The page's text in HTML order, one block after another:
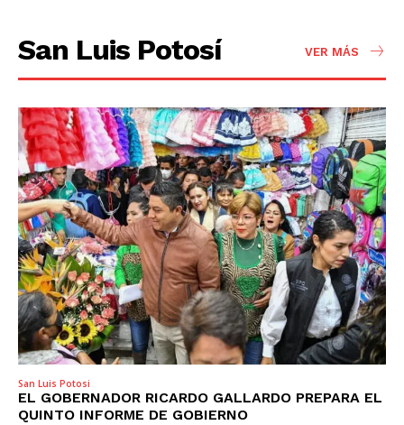
San Luis Potosí VER MÁS
San Luis Potosi
EL GOBERNADOR RICARDO GALLARDO PREPARA EL
QUINTO INFORME DE GOBIERNO